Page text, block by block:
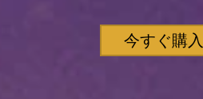
今すぐ購入